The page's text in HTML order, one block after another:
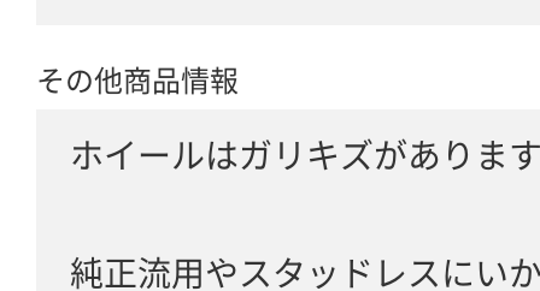
その他商品情報
ホイールはガリキズがありま
純正流用やスタッドレスにい